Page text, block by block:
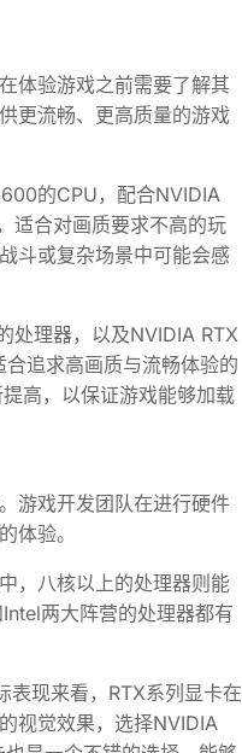
体验游戏之前需要了解其
更流畅、更高质量的游戏
的CPU，配合NVIDIA
适合对画质要求不高的玩
斗或复杂场景中可能会感
处理器，以及NVIDIA RTX
追求高画质与流畅体验的
高，以保证游戏能够加载
游戏开发团队在进行硬件
体验。
，八核以上的处理器则能
两大阵营的处理器都有
表现来看，RTX系列显卡在
视觉效果，选择NVIDIA